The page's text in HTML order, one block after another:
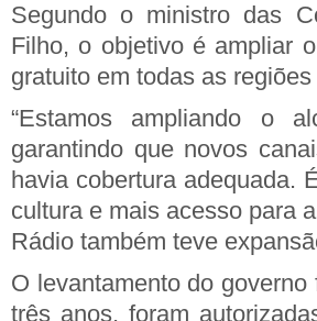
Segundo o ministro das
Filho, o objetivo é ampliar
gratuito em todas as
“Estamos ampliando o
garantindo que novos
havia cobertura adequada.
cultura e mais acesso para
Rádio também teve
O levantamento do
três anos, foram